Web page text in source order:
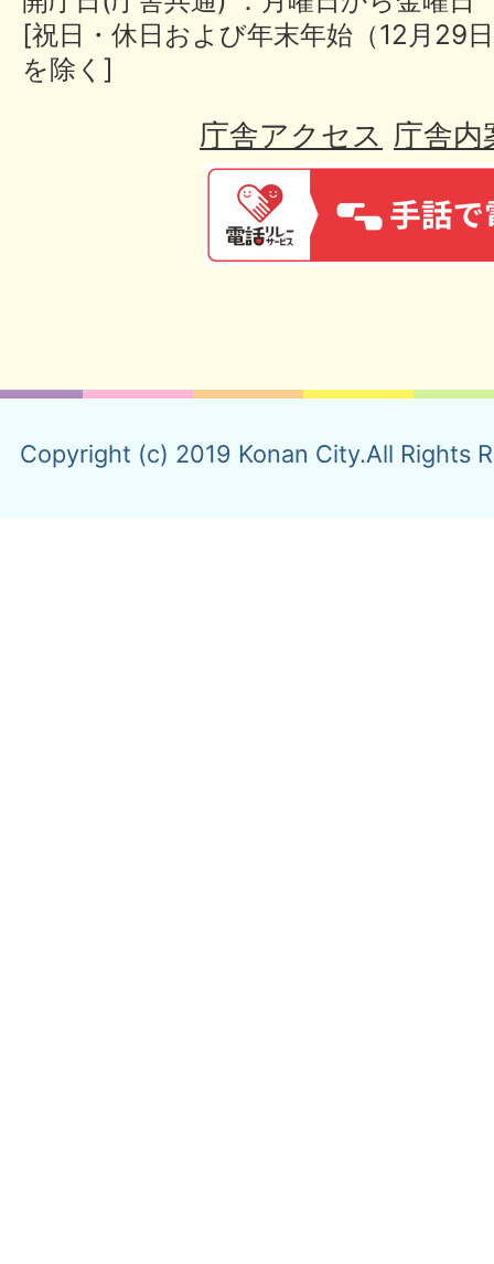
[祝日・休日および年末年始（12月29
を除く]
庁舎アクセス 庁舎内
Copyright (c) 2019 Konan City.All Rights